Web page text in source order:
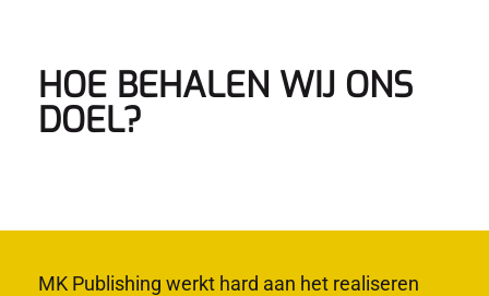
HOE BEHALEN WIJ ONS
DOEL?
MK Publishing werkt hard aan het realiseren